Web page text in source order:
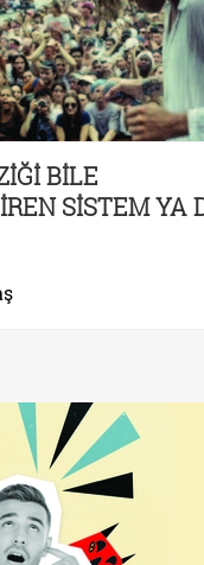
BİLE
SİSTEM YA